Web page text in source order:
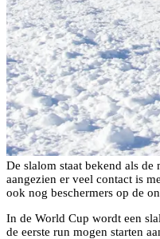
De slalom staat bekend als
aangezien er veel contact is
ook nog beschermers op de
In de World Cup wordt een
de eerste run mogen starten